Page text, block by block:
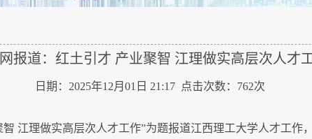
报道：红土引才 产业聚智 江理做实高层次人才
日期：2025年12月01日 21:17 点击次数： 762次
智 江理做实高层次人才工作”为题报道江西理工大学人才工